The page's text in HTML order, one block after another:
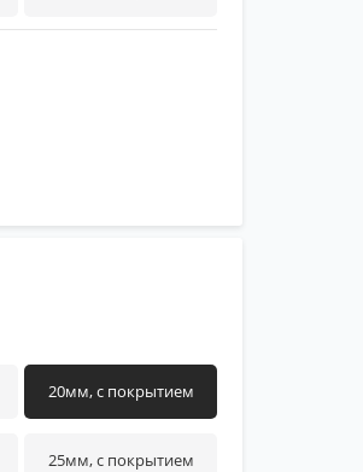
20мм, с покрытием
25мм, с покрытием